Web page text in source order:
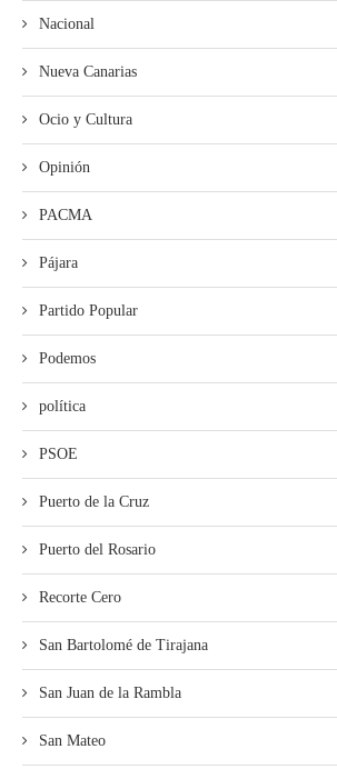
Nacional
Nueva Canarias
Ocio y Cultura
Opinión
PACMA
Pájara
Partido Popular
Podemos
política
PSOE
Puerto de la Cruz
Puerto del Rosario
Recorte Cero
San Bartolomé de Tirajana
San Juan de la Rambla
San Mateo